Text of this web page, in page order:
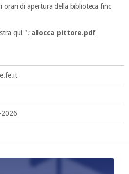
orari di apertura della biblioteca fino
qui ": allocca_pittore.pdf